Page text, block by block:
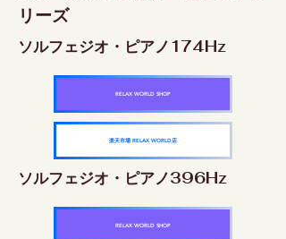
リーズ
ソルフェジオ・ピアノ174Hz
RELAX WORLD SHOP
楽天市場 RELAX WORLD店
ソルフェジオ・ピアノ396Hz
RELAX WORLD SHOP